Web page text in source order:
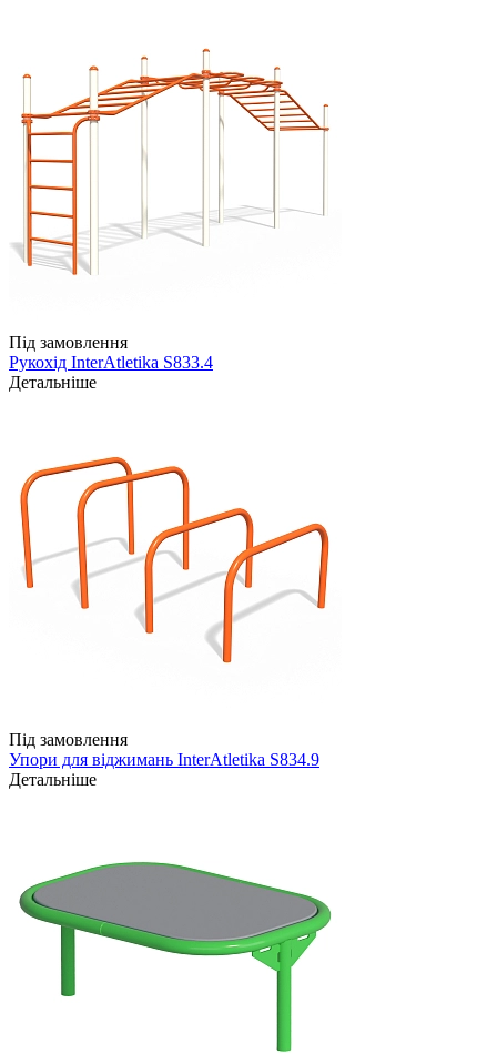
Під замовлення
Рукохід InterAtletika S833.4
Детальніше
Під замовлення
Упори для віджимань InterAtletika S834.9
Детальніше